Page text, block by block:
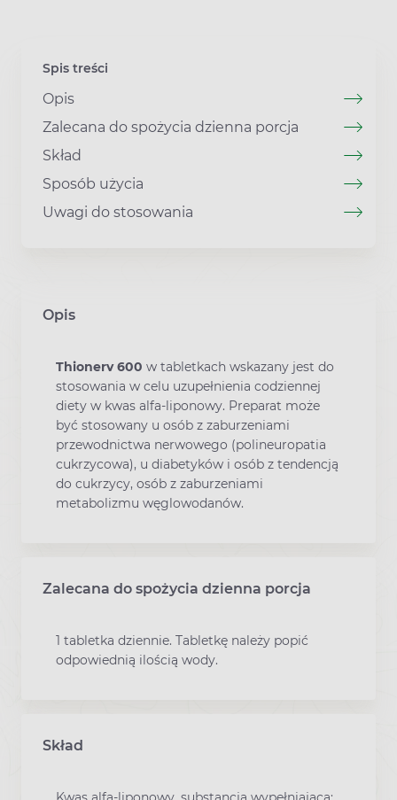
Spis treści
Opis
Zalecana do spożycia dzienna porcja
Skład
Sposób użycia
Uwagi do stosowania
Opis
Thionerv 600 w tabletkach wskazany jest do
stosowania w celu uzupełnienia codziennej
diety w kwas alfa-liponowy. Preparat może
być stosowany u osób z zaburzeniami
przewodnictwa nerwowego (polineuropatia
cukrzycowa), u diabetyków i osób z tendencją
do cukrzycy, osób z zaburzeniami
metabolizmu węglowodanów.
Zalecana do spożycia dzienna porcja
1 tabletka dziennie. Tabletkę należy popić
odpowiednią ilością wody.
Skład